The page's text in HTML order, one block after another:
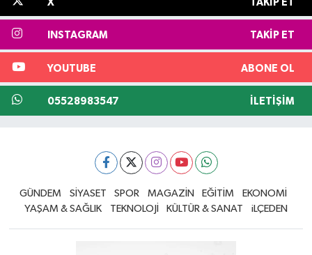
X TAKIP ET
INSTAGRAM TAKIP ET
YOUTUBE ABONE OL
05528983547 İLETIŞIM
GÜNDEM SİYASET SPOR MAGAZİN EĞİTİM
EKONOMİ
YAŞAM & SAĞLIK
TEKNOLOJİ KÜLTÜR & SANAT iLÇEDEN